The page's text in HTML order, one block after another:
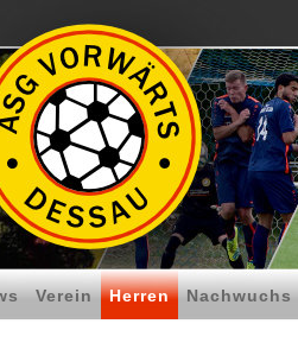
Verein Herren Nachwuchs